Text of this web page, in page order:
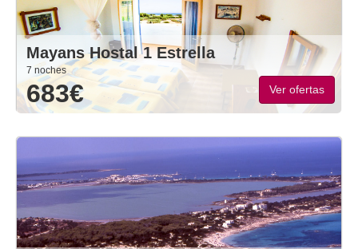
Mayans Hostal 1 Estrella
7 noches
683€ Ver ofertas